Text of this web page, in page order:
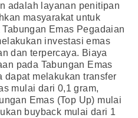
adalah layanan penitipan
masyarakat untuk
Emas Pegadaian
investasi emas
dan terpercaya. Biaya
pada Tabungan Emas
dapat melakukan transfer
mulai dari 0,1 gram,
Emas (Top Up) mulai
buyback mulai dari 1